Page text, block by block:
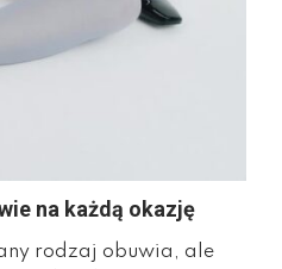
na każdą okazję
rodzaj obuwia, ale